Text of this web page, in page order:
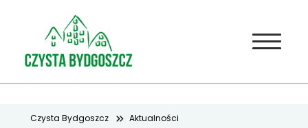
Czysta Bydgoszcz
Aktualności